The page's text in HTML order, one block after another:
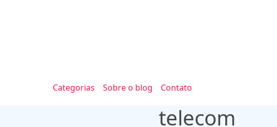
Categorias Sobre o blog Contato
telecom